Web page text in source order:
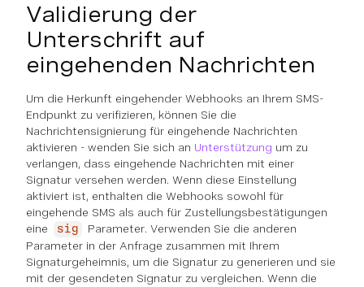
Validierung der
Unterschrift auf
eingehenden Nachrichten
Um die Herkunft eingehender Webhooks an Ihrem SMS-
Endpunkt zu verifizieren, können Sie die
Nachrichtensignierung für eingehende Nachrichten
aktivieren - wenden Sie sich an Unterstützung um zu
verlangen, dass eingehende Nachrichten mit einer
Signatur versehen werden. Wenn diese Einstellung
aktiviert ist, enthalten die Webhooks sowohl für
eingehende SMS als auch für Zustellungsbestätigungen
eine
sig
Parameter. Verwenden Sie die anderen
Parameter in der Anfrage zusammen mit Ihrem
Signaturgeheimnis, um die Signatur zu generieren und sie
mit der gesendeten Signatur zu vergleichen. Wenn die